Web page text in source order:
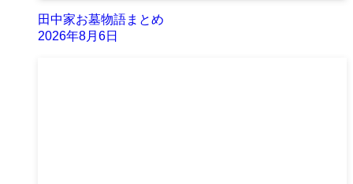
田中家お墓物語まとめ
2026年8月6日